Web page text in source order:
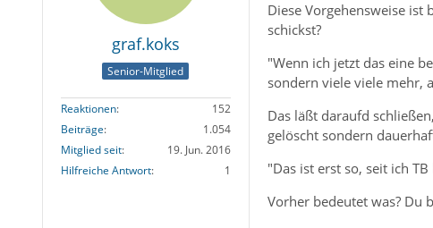
graf.koks
Senior-Mitglied
Reaktionen
152
Beiträge
1.054
Mitglied seit
19. Jun. 2016
Hilfreiche Antwort
1
Diese Vorgehensweise
schickst?
"Wenn ich jetzt das eine
sondern viele viele mehr,
Das läßt daraufd
gelöscht sondern
"Das ist erst so, seit ich
Vorher bedeutet was? Du